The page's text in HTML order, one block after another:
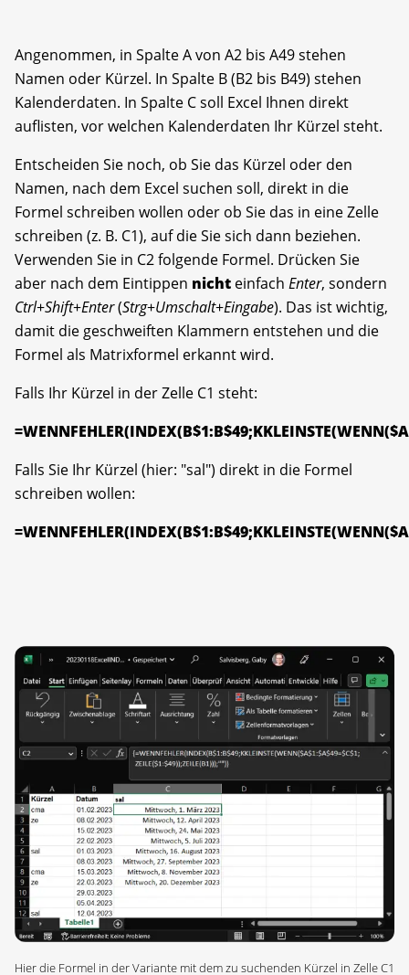
Angenommen, in Spalte A von A2 bis A49 stehen
Namen oder Kürzel. In Spalte B (B2 bis B49) stehen
Kalenderdaten. In Spalte C soll Excel Ihnen direkt
auflisten, vor welchen Kalenderdaten Ihr Kürzel steht.
Entscheiden Sie noch, ob Sie das Kürzel oder den
Namen, nach dem Excel suchen soll, direkt in die
Formel schreiben wollen oder ob Sie das in eine Zelle
schreiben (z. B. C1), auf die Sie sich dann beziehen.
Verwenden Sie in C2 folgende Formel. Drücken Sie
aber nach dem Eintippen nicht einfach Enter, sondern
Ctrl+Shift+Enter(Strg+Umschalt+Eingabe). Das ist wichtig,
damit die geschweiften Klammern entstehen und die
Formel als Matrixformel erkannt wird.
Falls Ihr Kürzel in der Zelle C1 steht:
Falls Sie Ihr Kürzel (hier: "sal") direkt in die Formel
schreiben wollen:
Hier die Formel in der Variante mit dem zu suchenden Kürzel in Zelle C1